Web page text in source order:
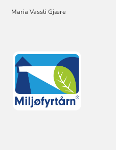
Maria Vassli Gjære